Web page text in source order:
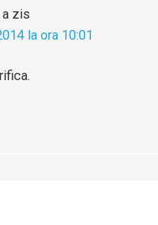
a zis
la ora 10:01